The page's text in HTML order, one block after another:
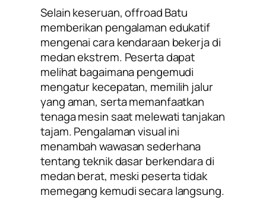
Selain keseruan, offroad Batu
memberikan pengalaman edukatif
mengenai cara kendaraan bekerja di
medan ekstrem. Peserta dapat
melihat bagaimana pengemudi
mengatur kecepatan, memilih jalur
yang aman, serta memanfaatkan
tenaga mesin saat melewati tanjakan
tajam. Pengalaman visual ini
menambah wawasan sederhana
tentang teknik dasar berkendara di
medan berat, meski peserta tidak
memegang kemudi secara langsung.